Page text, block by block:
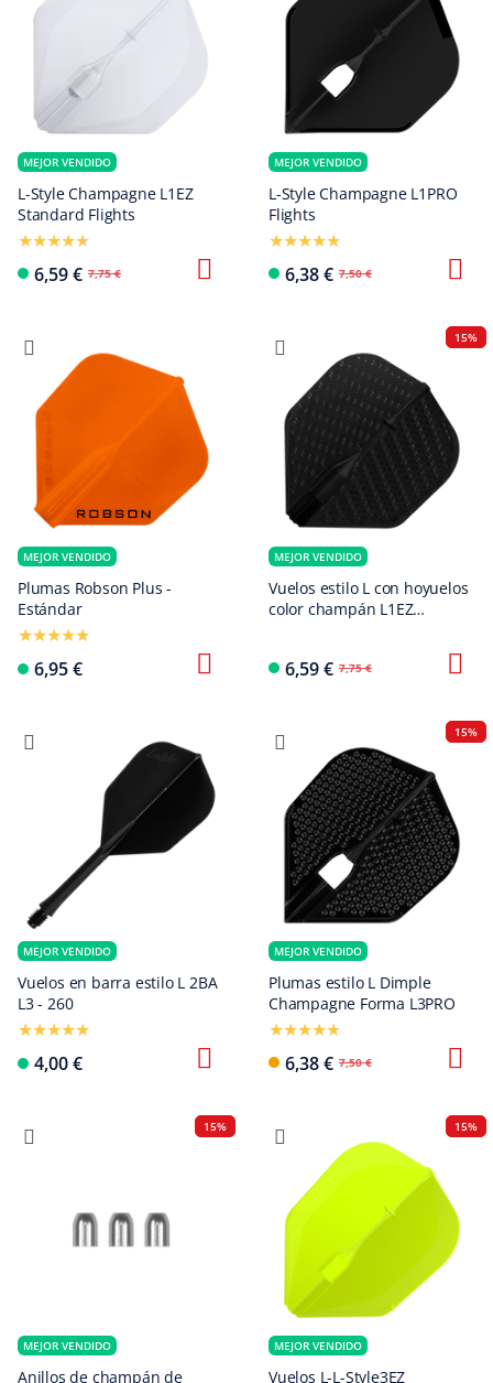
MEJOR VENDIDO
L-Style Champagne L1EZ
Standard Flights
6,59 € 7,75 €
MEJOR VENDIDO
L-Style Champagne L1PRO
Flights
6,38 € 7,50 €
MEJOR VENDIDO
Plumas Robson Plus -
Estándar
6,95 €
15%
MEJOR VENDIDO
Vuelos estilo L con hoyuelos
color champán L1EZ
6,59 € 7,75 €
MEJOR VENDIDO
Vuelos en barra estilo L 2BA
L3 - 260
4,00 €
15%
MEJOR VENDIDO
Plumas estilo L Dimple
Champagne Forma L3PRO
6,38 € 7,50 €
15%
MEJOR VENDIDO
Anillos de champán de
15%
MEJOR VENDIDO
Vuelos L-L-Style3EZ